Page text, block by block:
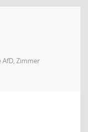
AfD, Zimmer